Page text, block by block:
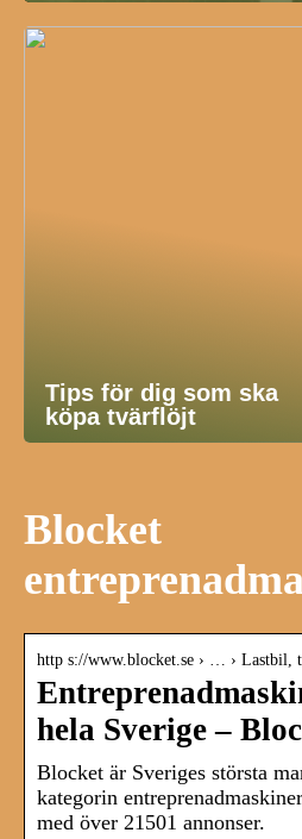
Tips för dig som ska
köpa tvärflöjt
Blocket
http s://www.blocket.se › … › Lastbil,
hela Sverige –
Blocket är Sveriges största
kategorin
med över 21501 annonser.